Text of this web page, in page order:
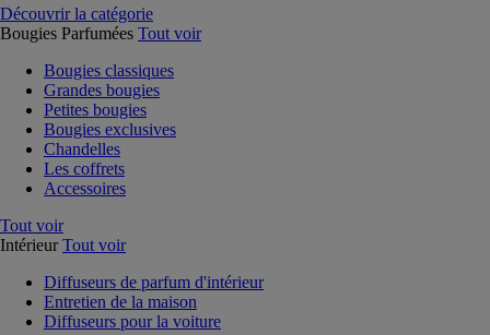
Découvrir la catégorie
Bougies Parfumées Tout voir
Bougies classiques
Grandes bougies
Petites bougies
Bougies exclusives
Chandelles
Les coffrets
Accessoires
Tout voir
Intérieur Tout voir
Diffuseurs de parfum d'intérieur
Entretien de la maison
Diffuseurs pour la voiture